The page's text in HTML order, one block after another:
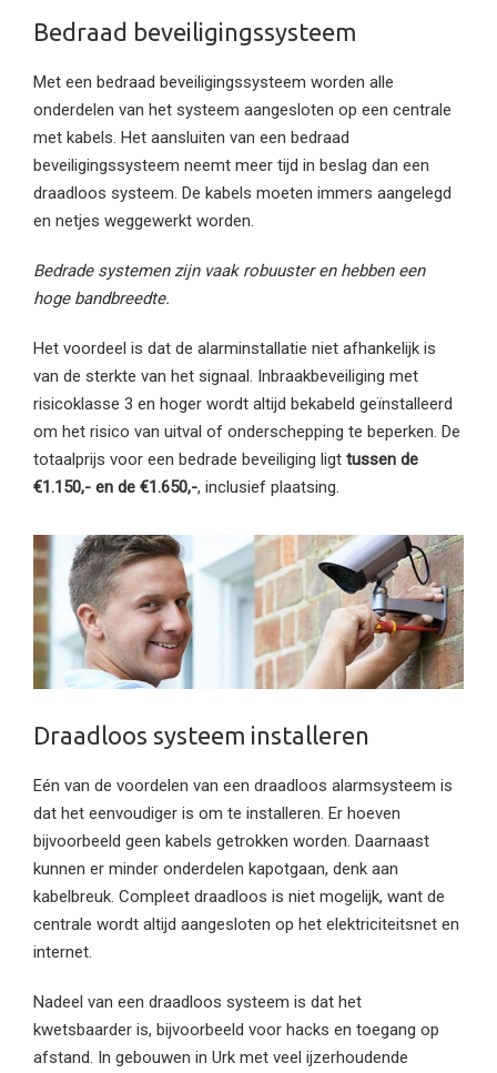
Bedraad beveiligingssysteem
Met een bedraad beveiligingssysteem worden alle
onderdelen van het systeem aangesloten op een centrale
met kabels. Het aansluiten van een bedraad
beveiligingssysteem neemt meer tijd in beslag dan een
draadloos systeem. De kabels moeten immers aangelegd
en netjes weggewerkt worden.
Bedrade systemen zijn vaak robuuster en hebben een
hoge bandbreedte.
Het voordeel is dat de alarminstallatie niet afhankelijk is
van de sterkte van het signaal. Inbraakbeveiliging met
risicoklasse 3 en hoger wordt altijd bekabeld geïnstalleerd
om het risico van uitval of onderschepping te beperken. De
totaalprijs voor een bedrade beveiliging ligt tussen de
€1.150,- en de €1.650,-, inclusief plaatsing.
Draadloos systeem installeren
Eén van de voordelen van een draadloos alarmsysteem is
dat het eenvoudiger is om te installeren. Er hoeven
bijvoorbeeld geen kabels getrokken worden. Daarnaast
kunnen er minder onderdelen kapotgaan, denk aan
kabelbreuk. Compleet draadloos is niet mogelijk, want de
centrale wordt altijd aangesloten op het elektriciteitsnet en
internet.
Nadeel van een draadloos systeem is dat het
kwetsbaarder is, bijvoorbeeld voor hacks en toegang op
afstand. In gebouwen in Urk met veel ijzerhoudende